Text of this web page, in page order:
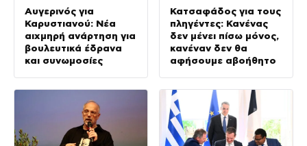
Αυγερινός για
Καρυστιανού: Νέα
αιχμηρή ανάρτηση για
βουλευτικά έδρανα
και συνωμοσίες
Κατσαφάδος για τους
πληγέντες: Κανένας
δεν μένει πίσω μόνος,
κανέναν δεν θα
αφήσουμε αβοήθητο